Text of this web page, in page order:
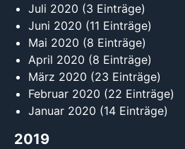
Juli 2020 (3 Einträge)
Juni 2020 (11 Einträge)
Mai 2020 (8 Einträge)
April 2020 (8 Einträge)
März 2020 (23 Einträge)
Februar 2020 (22 Einträge)
Januar 2020 (14 Einträge)
2019